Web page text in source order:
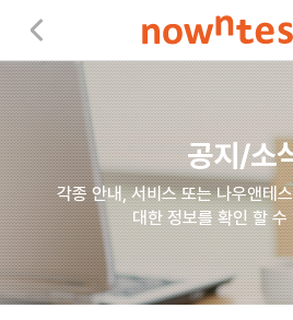
공지/소
각종 안내, 서비스 또는 나우앤테
대한 정보를 확인 할 수